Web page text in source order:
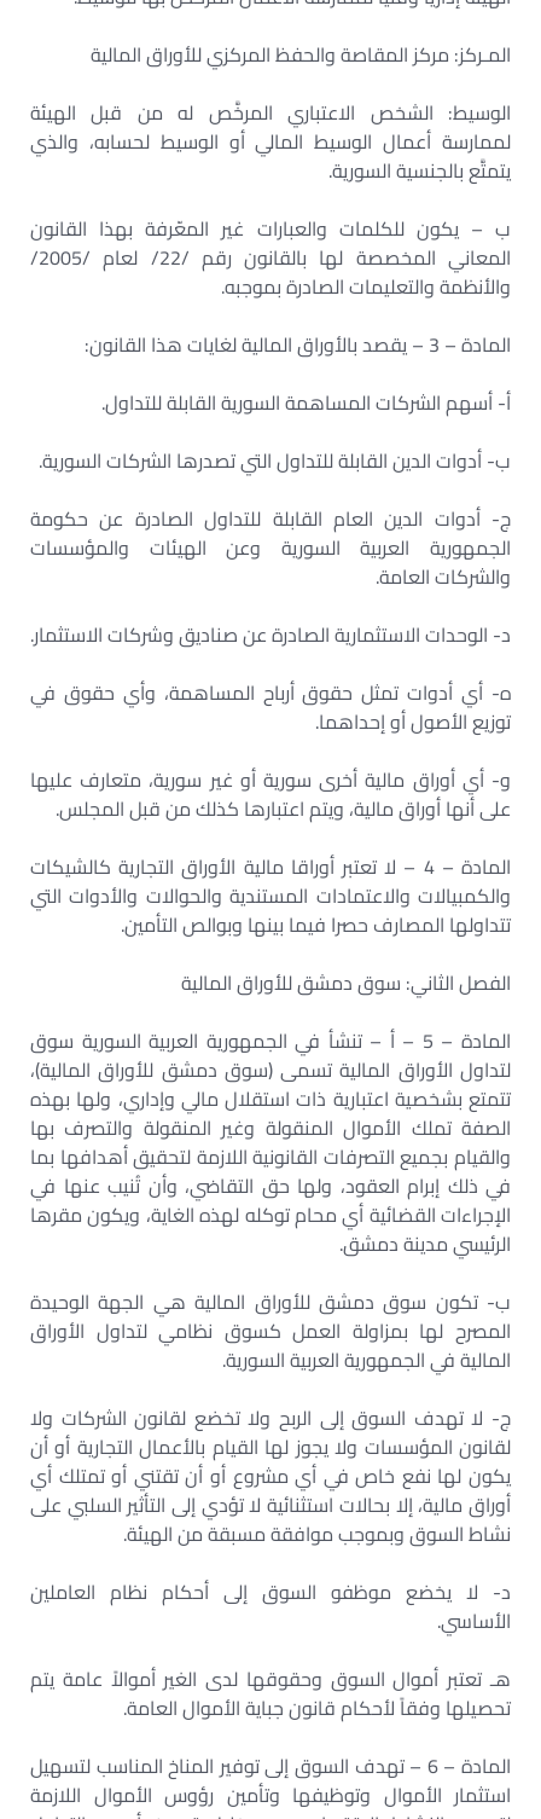
المـركز: مركز المقاصة والحفظ المركزي للأوراق المالية
الوسيط: الشخص الاعتباري المرخَّص له من قبل الهيئة
لممارسة أعمال الوسيط المالي أو الوسيط لحسابه، والذي
يتمتَّع بالجنسية السورية.
ب – يكون للكلمات والعبارات غير المعّرفة بهذا القانون
المعاني المخصصة لها بالقانون رقم /22/ لعام /2005/
والأنظمة والتعليمات الصادرة بموجبه.
المادة – 3 – يقصد بالأوراق المالية لغايات هذا القانون:
‌أ- أسهم الشركات المساهمة السورية القابلة للتداول.
‌ب- أدوات الدين القابلة للتداول التي تصدرها الشركات السورية.
‌ج- أدوات الدين العام القابلة للتداول الصادرة عن حكومة
الجمهورية العربية السورية وعن الهيئات والمؤسسات
والشركات العامة.
‌د- الوحدات الاستثمارية الصادرة عن صناديق وشركات الاستثمار.
‌ه- أي أدوات تمثل حقوق أرباح المساهمة، وأي حقوق في
توزيع الأصول أو إحداهما.
‌و- أي أوراق مالية أخرى سورية أو غير سورية، متعارف عليها
على أنها أوراق مالية، ويتم اعتبارها كذلك من قبل المجلس.
المادة – 4 – لا تعتبر أوراقا مالية الأوراق التجارية كالشيكات
والكمبيالات والاعتمادات المستندية والحوالات والأدوات التي
تتداولها المصارف حصرا فيما بينها وبوالص التأمين.
الفصل الثاني: سوق دمشق للأوراق المالية
المادة – 5 – أ – تنشأ في الجمهورية العربية السورية سوق
لتداول الأوراق المالية تسمى (سوق دمشق للأوراق المالية)،
تتمتع بشخصية اعتبارية ذات استقلال مالي وإداري، ولها بهذه
الصفة تملك الأموال المنقولة وغير المنقولة والتصرف بها
والقيام بجميع التصرفات القانونية اللازمة لتحقيق أهدافها بما
في ذلك إبرام العقود، ولها حق التقاضي، وأن تُنيب عنها في
الإجراءات القضائية أي محام توكله لهذه الغاية، ويكون مقرها
الرئيسي مدينة دمشق.
ب- تكون سوق دمشق للأوراق المالية هي الجهة الوحيدة
المصرح لها بمزاولة العمل كسوق نظامي لتداول الأوراق
المالية في الجمهورية العربية السورية.
ج- لا تهدف السوق إلى الربح ولا تخضع لقانون الشركات ولا
لقانون المؤسسات ولا يجوز لها القيام بالأعمال التجارية أو أن
يكون لها نفع خاص في أي مشروع أو أن تقتني أو تمتلك أي
أوراق مالية، إلا بحالات استثنائية لا تؤدي إلى التأثير السلبي على
نشاط السوق وبموجب موافقة مسبقة من الهيئة.
د- لا يخضع موظفو السوق إلى أحكام نظام العاملين
الأساسي.
هـ تعتبر أموال السوق وحقوقها لدى الغير أموالاً عامة يتم
تحصيلها وفقاً لأحكام قانون جباية الأموال العامة.
المادة – 6 – تهدف السوق إلى توفير المناخ المناسب لتسهيل
استثمار الأموال وتوظيفها وتأمين رؤوس الأموال اللازمة